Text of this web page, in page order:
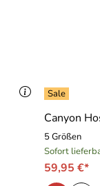
Canyon
5 Größen
Sofort
59,95 €*